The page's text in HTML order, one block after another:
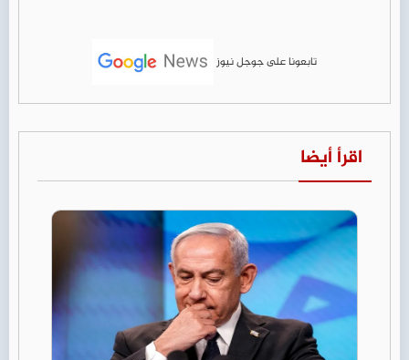
تابعونا على جوجل نيوز
اقرأ أيضا